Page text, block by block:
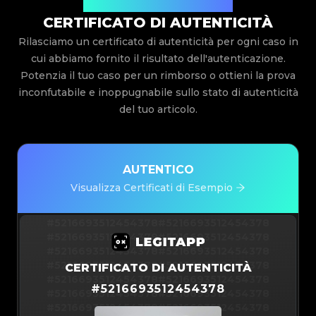
CERTIFICATO DI AUTENTICITÀ
Rilasciamo un certificato di autenticità per ogni caso in
cui abbiamo fornito il risultato dell'autenticazione.
Potenzia il tuo caso per un rimborso o ottieni la prova
inconfutabile e inoppugnabile sullo stato di autenticità
del tuo articolo.
AUTENTICO
Visualizza Certificati di Esempio
#5216693512454378#5216693512454378
#5216693512454378#5216693512454378
#5216693512454378#5216693512454378
#5216693512454378#5216693512454378
#5216693512454378#5216693512454378
CERTIFICATO DI AUTENTICITÀ
#5216693512454378